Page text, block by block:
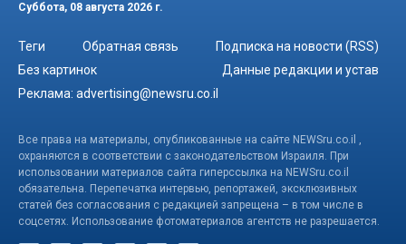
Суббота, 08 августа 2026 г.
Теги Обратная связь
Подписка на новости (RSS)
Без картинок
Данные редакции и устав
Реклама: advertising@newsru.co.il
Все права на материалы, опубликованные на сайте NEWSru.co.il ,
охраняются в соответствии с законодательством Израиля. При
использовании материалов сайта гиперссылка на NEWSru.co.il
обязательна. Перепечатка интервью, репортажей, эксклюзивных
статей без согласования с редакцией запрещена – в том числе в
соцсетях. Использование фотоматериалов агентств не разрешается.